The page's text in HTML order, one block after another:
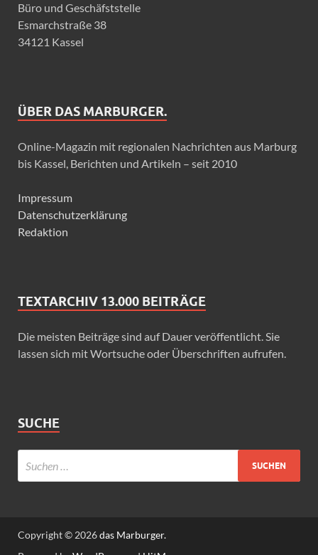
Büro und Geschäfststelle
Esmarchstraße 38
34121 Kassel
ÜBER DAS MARBURGER.
Online-Magazin mit regionalen Nachrichten aus Marburg
bis Kassel, Berichten und Artikeln – seit 2010
Impressum
Datenschutzerklärung
Redaktion
TEXTARCHIV 13.000 BEITRÄGE
Die meisten Beiträge sind auf Dauer veröffentlicht. Sie
lassen sich mit Wortsuche oder Überschriften aufrufen.
SUCHE
Copyright © 2026das Marburger.